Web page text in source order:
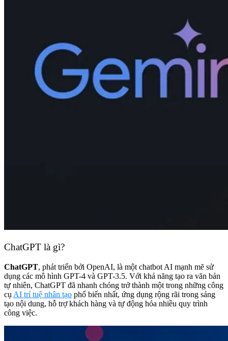
ChatGPT là gì?
ChatGPT, phát triển bởi OpenAI, là một chatbot AI mạnh mẽ sử
dụng các mô hình GPT-4 và GPT-3.5. Với khả năng tạo ra văn bản
tự nhiên, ChatGPT đã nhanh chóng trở thành một trong những công
cụ AI trí tuệ nhân tạo phổ biến nhất, ứng dụng rộng rãi trong sáng
tạo nội dung, hỗ trợ khách hàng và tự động hóa nhiều quy trình
công việc.